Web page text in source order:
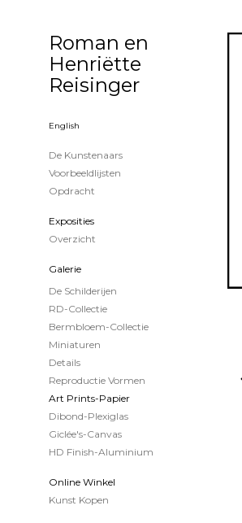
Roman en
Henriëtte
Reisinger
English
De Kunstenaars
Voorbeeldlijsten
Opdracht
Exposities
Overzicht
Galerie
De Schilderijen
RD-Collectie
Bermbloem-Collectie
Miniaturen
Details
Reproductie Vormen
Art Prints-Papier
Dibond-Plexiglas
Giclée's-Canvas
HD Finish-Aluminium
Online Winkel
Kunst Kopen